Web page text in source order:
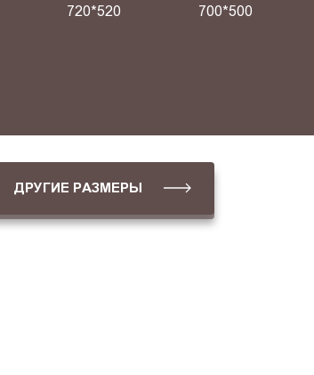
720*520 700*500
ДРУГИЕ РАЗМЕРЫ